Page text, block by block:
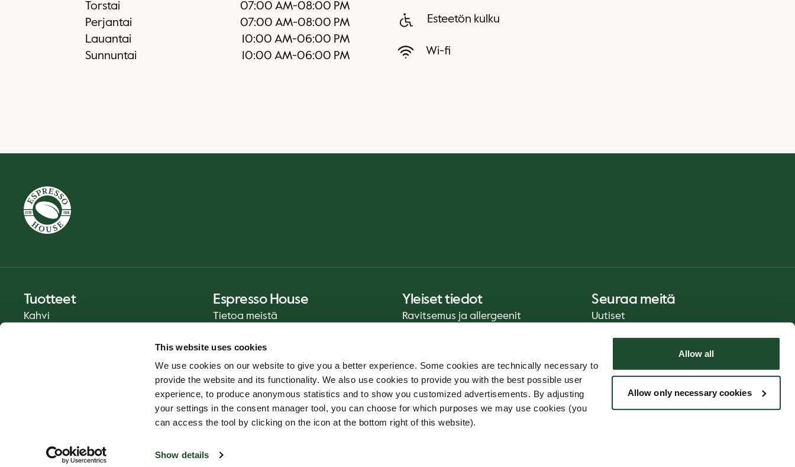
This website uses cookies
We use cookies on our website to give you a better experience. Some cookies are technically necessary to
provide the website and its functionality. We also use cookies to provide you with the best possible user
experience, to produce anonymous statistics and to show you customized advertisements. By adjusting
your settings in the consent manager tool, you can choose for which purposes we may use cookies (you
can access the tool by clicking on the icon at the bottom right of this website).
Show details
Allow all
Allow only necessary cookies
Torstai
07:00 AM-08:00 PM
Perjantai
07:00 AM-08:00 PM
Lauantai
10:00 AM-06:00 PM
Sunnuntai
10:00 AM-06:00 PM
Esteetön kulku
Wi-fi
Tuotteet
Kahvi
Espresso House
Tietoa meistä
Yhteystiedot
Yleiset tiedot
Ravitsemus ja allergeenit
Vastuullisuusraportti
Oiva-raportti ja elintarviketurvallisuus
Käyttöehdot - App
Whistleblower-palvelu
Seuraa meitä
Uutiset